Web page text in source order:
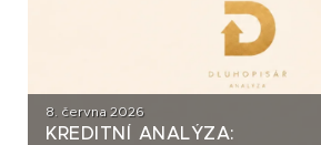
8. června 2026
KREDITNÍ ANALÝZA: